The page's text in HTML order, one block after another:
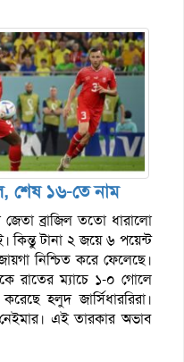
শেষ ১৬-তে নাম
জেতা ব্রাজিল ততো ধারালো
টানা ২ জয়ে ৬ পয়েন্ট
নিশ্চিত করে ফেলেছে।
রাতের ম্যাচে ১-০ গোলে
হলুদ জার্সিধাররিরা।
এই তারকার অভাব